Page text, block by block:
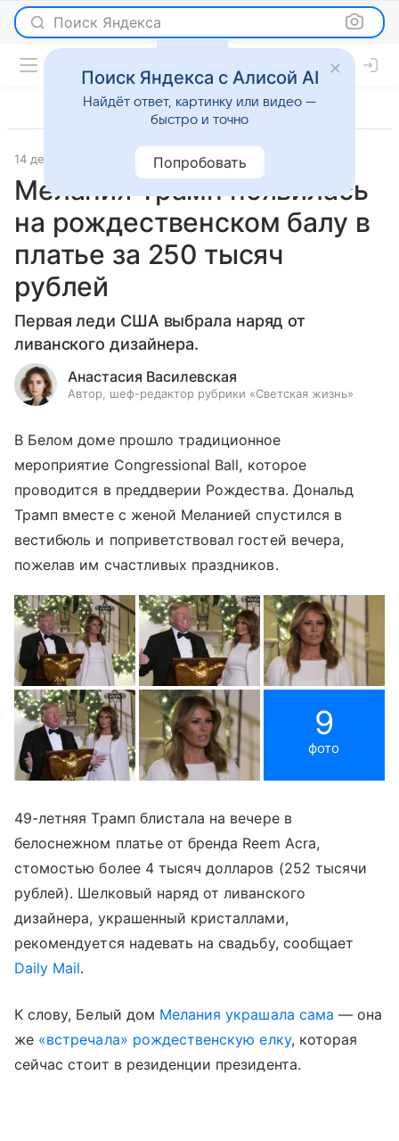
Поиск Яндекса
14 декабря 2019 Светская жизнь
Мелания Трамп появилась
на рождественском балу в
платье за 250 тысяч
рублей
Первая леди США выбрала наряд от
ливанского дизайнера.
Анастасия Василевская
Автор, шеф-редактор рубрики «Светская жизнь»
В Белом доме прошло традиционное
мероприятие Congressional Ball, которое
проводится в преддверии Рождества. Дональд
Трамп вместе с женой Меланией спустился в
вестибюль и поприветствовал гостей вечера,
пожелав им счастливых праздников.
9
фото
49-летняя Трамп блистала на вечере в
белоснежном платье от бренда Reem Acra,
стомостью более 4 тысяч долларов (252 тысячи
рублей). Шелковый наряд от ливанского
дизайнера, украшенный кристаллами,
рекомендуется надевать на свадьбу, сообщает
Daily Mail.
К слову, Белый дом Мелания украшала сама — она
же «встречала» рождественскую елку, которая
сейчас стоит в резиденции президента.
Поиск Яндекса с Алисой AI
Найдёт ответ, картинку или видео —
быстро и точно
Попробовать